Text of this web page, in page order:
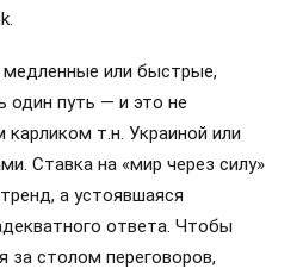
медленные или быстрые,
один путь — и это не
т.н. Украиной или
Ставка на «мир через силу»
а устоявшаяся
ответа. Чтобы
за столом переговоров,